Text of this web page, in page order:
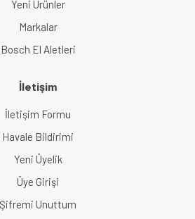
Yeni Ürünler
Markalar
Bosch El Aletleri
İletişim
İletişim Formu
Havale Bildirimi
Yeni Üyelik
Üye Girişi
Şifremi Unuttum